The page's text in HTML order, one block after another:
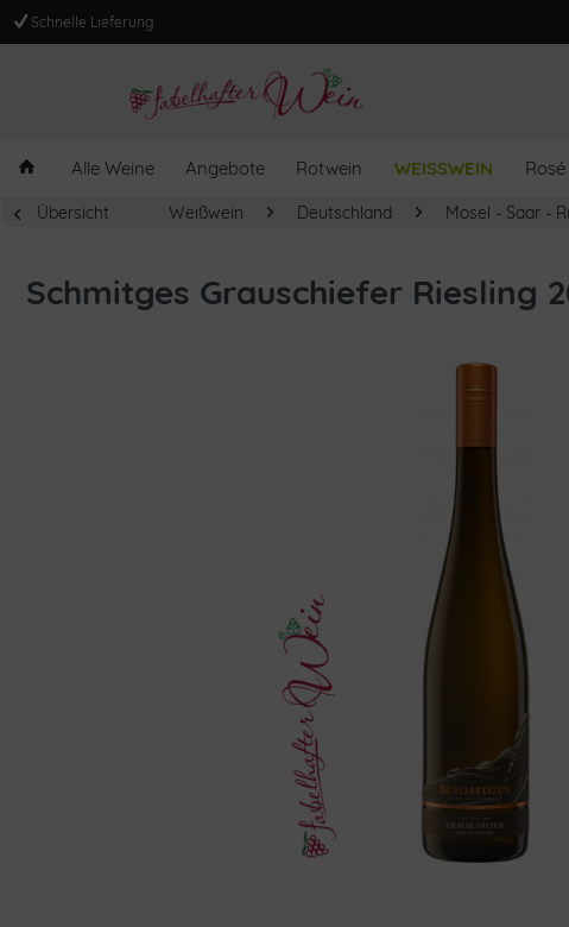
Schnelle Lieferung
Alle Weine Angebote Rotwein WEISSWEIN Rosé
Übersicht Weißwein Deutschland Mosel - Saar -
Schmitges Grauschiefer Riesling